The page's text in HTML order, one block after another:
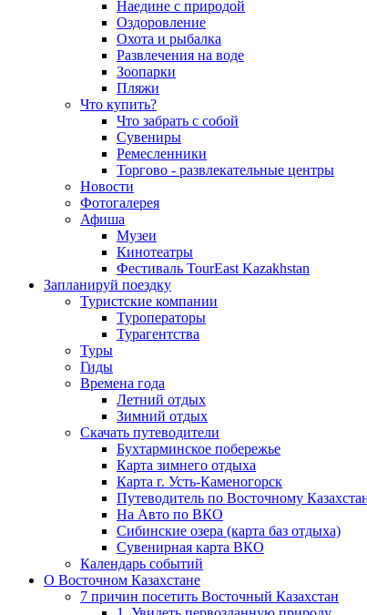
Наедине с природой
Оздоровление
Охота и рыбалка
Развлечения на воде
Зоопарки
Пляжи
Что купить?
Что забрать с собой
Сувениры
Ремесленники
Торгово - развлекательные центры
Новости
Фотогалерея
Афиша
Музеи
Кинотеатры
Фестиваль TourEast Kazakhstan
Запланируй поездку
Туристские компании
Туроператоры
Турагентства
Туры
Гиды
Времена года
Летний отдых
Зимний отдых
Скачать путеводители
Бухтарминское побережье
Карта зимнего отдыха
Карта г. Усть-Каменогорск
Путеводитель по Восточному
На Авто по ВКО
Сибинские озера (карта баз отдыха)
Сувенирная карта ВКО
Календарь событий
О Восточном Казахстане
7 причин посетить Восточный Казахстан